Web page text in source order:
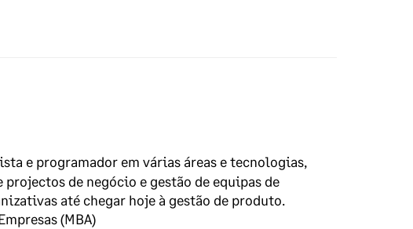
e programador em várias áreas e tecnologias,
de negócio e gestão de equipas de
até chegar hoje à gestão de produto.
(MBA)